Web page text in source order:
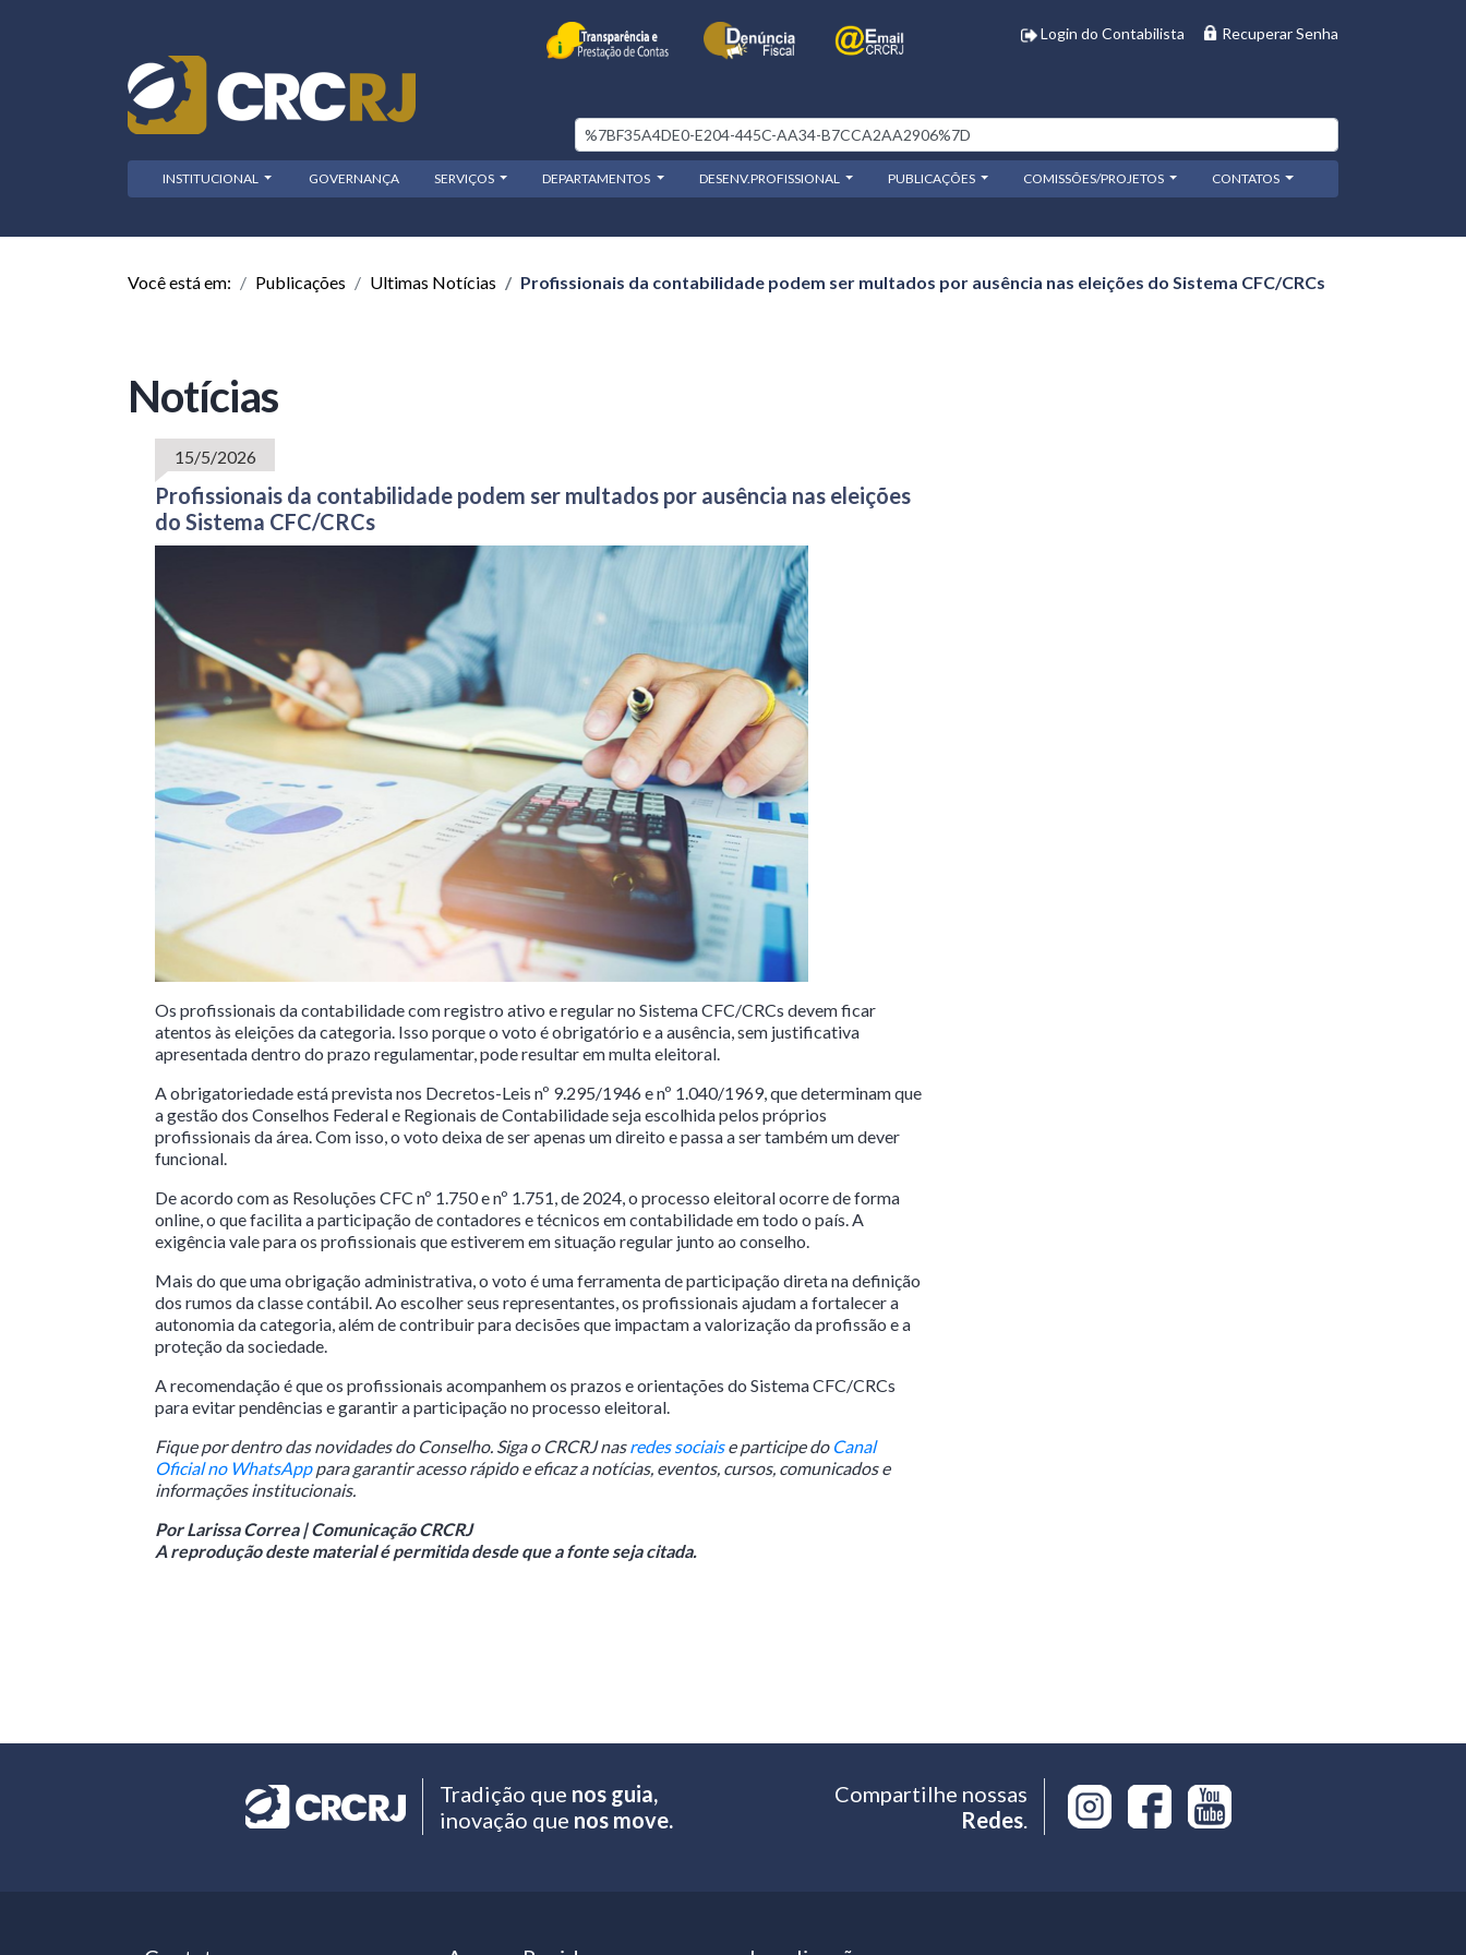
Login do Contabilista Recuperar Senha
INSTITUCIONAL GOVERNANÇA SERVIÇOS DEPARTAMENTOS DESENV.PROFISSIONAL PUBLICAÇÕES COMISSÕES/PROJETOS CONTATOS
Você está em: Publicações Ultimas Notícias Profissionais da contabilidade podem ser multados por ausência nas eleições do Sistema CFC/CRCs
Notícias
15/5/2026
Profissionais da contabilidade podem ser multados por ausência nas eleições
do Sistema CFC/CRCs
Os profissionais da contabilidade com registro ativo e regular no Sistema CFC/CRCs devem ficar
atentos às eleições da categoria. Isso porque o voto é obrigatório e a ausência, sem justificativa
apresentada dentro do prazo regulamentar, pode resultar em multa eleitoral.
A obrigatoriedade está prevista nos Decretos-Leis nº 9.295/1946 e nº 1.040/1969, que determinam que
a gestão dos Conselhos Federal e Regionais de Contabilidade seja escolhida pelos próprios
profissionais da área. Com isso, o voto deixa de ser apenas um direito e passa a ser também um dever
funcional.
De acordo com as Resoluções CFC nº 1.750 e nº 1.751, de 2024, o processo eleitoral ocorre de forma
online, o que facilita a participação de contadores e técnicos em contabilidade em todo o país. A
exigência vale para os profissionais que estiverem em situação regular junto ao conselho.
Mais do que uma obrigação administrativa, o voto é uma ferramenta de participação direta na definição
dos rumos da classe contábil. Ao escolher seus representantes, os profissionais ajudam a fortalecer a
autonomia da categoria, além de contribuir para decisões que impactam a valorização da profissão e a
proteção da sociedade.
A recomendação é que os profissionais acompanhem os prazos e orientações do Sistema CFC/CRCs
para evitar pendências e garantir a participação no processo eleitoral.
Fique por dentro das novidades do Conselho. Siga o CRCRJ nasredes sociaise participe do Canal
Oficial no WhatsApppara garantir acesso rápido e eficaz a notícias, eventos, cursos, comunicados e
informações institucionais.
Por Larissa Correa | Comunicação CRCRJ
A reprodução deste material é permitida desde que a fonte seja citada.
Tradição que nos guia,
inovação que nos move.
Compartilhe nossas
Redes.